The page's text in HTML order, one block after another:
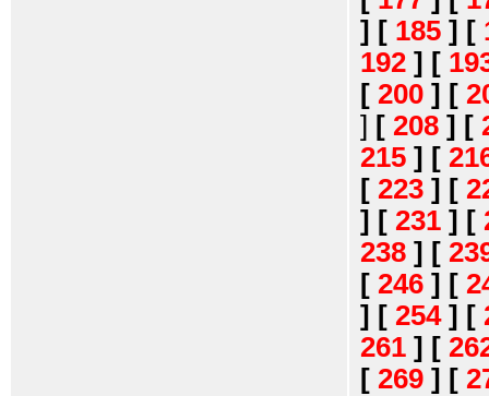
] [ 185 ] [
192 ] [
[ 200 ] [
] [ 208 ] [
215 ] [
[ 223 ] [
] [ 231 ] [
238 ] [
[ 246 ] [
] [ 254] [
261 ] [
[ 269 ] [